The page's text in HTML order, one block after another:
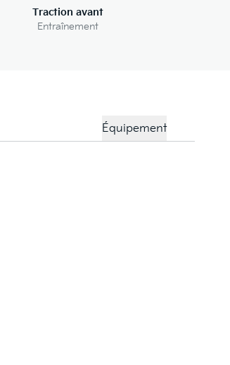
Traction avant
Entraînement
Équipement